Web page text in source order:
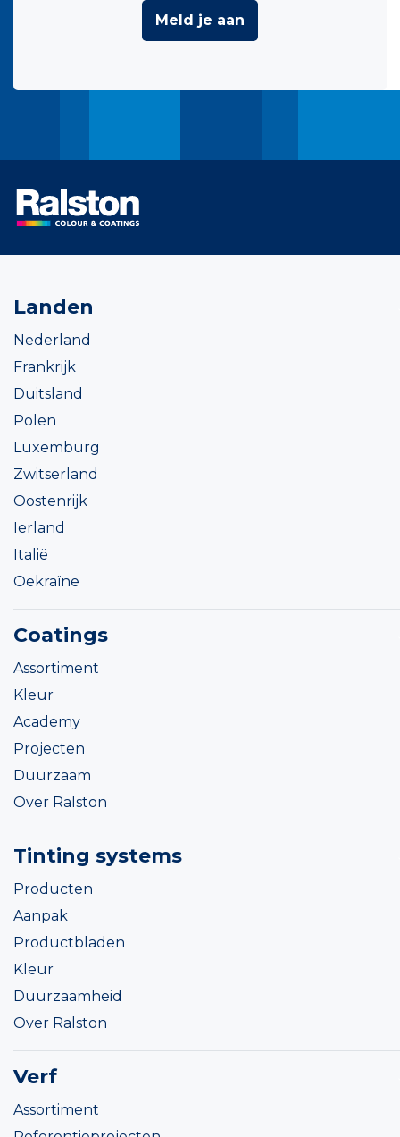
Meld je aan
Landen
Nederland
Frankrijk
Duitsland
Polen
Luxemburg
Zwitserland
Oostenrijk
Ierland
Italië
Oekraïne
Coatings
Assortiment
Kleur
Academy
Projecten
Duurzaam
Over Ralston
Tinting systems
Producten
Aanpak
Productbladen
Kleur
Duurzaamheid
Over Ralston
Verf
Assortiment